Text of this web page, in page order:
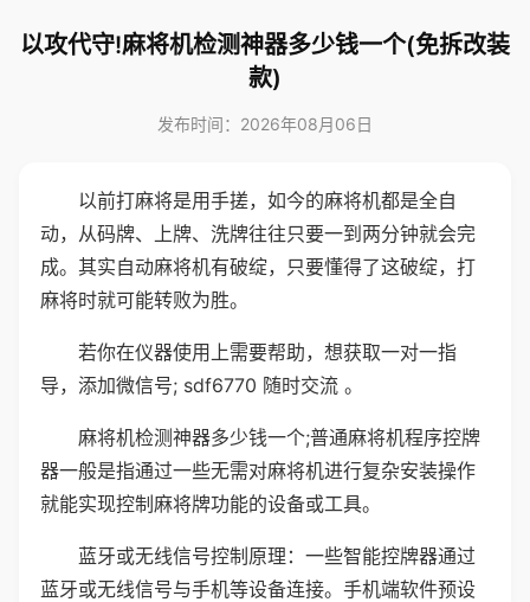
以攻代守!麻将机检测神器多少钱一个(免拆改装
款)
发布时间：2026年08月06日
以前打麻将是用手搓，如今的麻将机都是全自
动，从码牌、上牌、洗牌往往只要一到两分钟就会完
成。其实自动麻将机有破绽，只要懂得了这破绽，打
麻将时就可能转败为胜。
若你在仪器使用上需要帮助，想获取一对一指
导，添加微信号; sdf6770 随时交流 。
麻将机检测神器多少钱一个;普通麻将机程序控牌
器一般是指通过一些无需对麻将机进行复杂安装操作
就能实现控制麻将牌功能的设备或工具。
蓝牙或无线信号控制原理：一些智能控牌器通过
蓝牙或无线信号与手机等设备连接。手机端软件预设